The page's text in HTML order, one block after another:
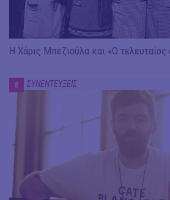
Η Χάρις Μπεζιούλα και «Ο τελευταίος
# ΣΥΝΕΝΤΕΥΞΕΙΣ